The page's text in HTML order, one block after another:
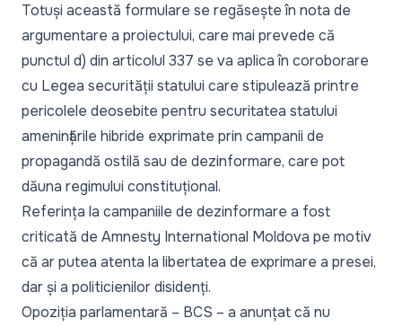
Totuși această formulare se regăsește în nota de
argumentare a proiectului, care mai prevede că
punctul d) din articolul 337 se va aplica în coroborare
cu Legea securității statului care stipulează printre
pericolele deosebite pentru securitatea statului
amenințările hibride exprimate prin campanii de
propagandă ostilă sau de dezinformare, care pot
dăuna regimului constituțional.
Referința la campaniile de dezinformare a fost
criticată de Amnesty International Moldova pe motiv
că ar putea atenta la libertatea de exprimare a presei,
dar și a politicienilor disidenți.
Opoziția parlamentară – BCS – a anunțat că nu